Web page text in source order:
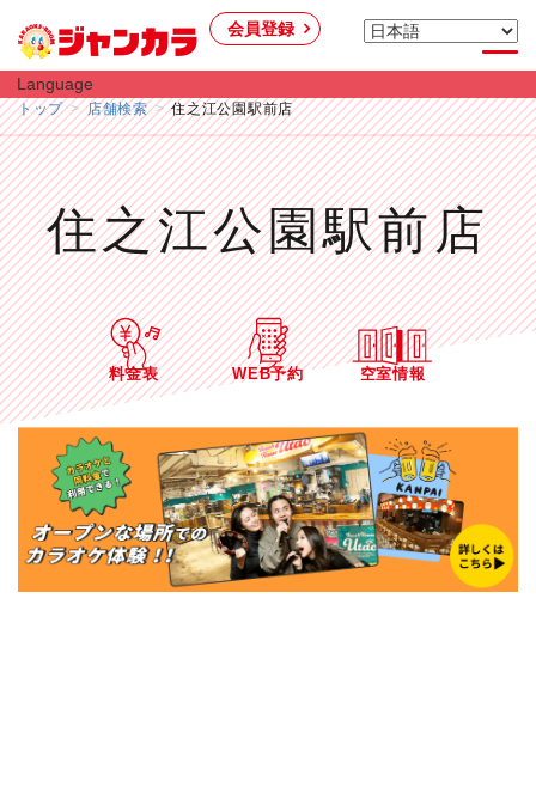
会員登録
Language
トップ 店舗検索 住之江公園駅前店
住之江公園駅前店
料金表 WEB予約 空室情報